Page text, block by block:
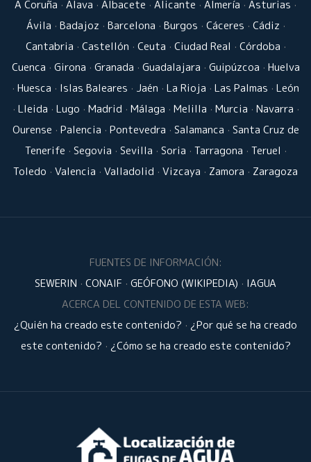
A Coruña · Álava · Albacete · Alicante · Almería · Asturias ·
Ávila · Badajoz · Barcelona · Burgos · Cáceres · Cádiz ·
Cantabria · Castellón · Ceuta · Ciudad Real · Córdoba ·
Cuenca · Girona · Granada · Guadalajara · Guipúzcoa · Huelva
· Huesca · Islas Baleares · Jaén · La Rioja · Las Palmas · León
· Lleida · Lugo · Madrid · Málaga · Melilla · Murcia · Navarra ·
Ourense · Palencia · Pontevedra · Salamanca · Santa Cruz de
Tenerife · Segovia · Sevilla · Soria · Tarragona · Teruel ·
Toledo · Valencia · Valladolid · Vizcaya · Zamora · Zaragoza
FUENTES DE INFORMACIÓN:
SEWERIN · CONAIF · GEÓFONO (WIKIPEDIA) · IAGUA
ACERCA DEL CONTENIDO DE ESTA WEB:
¿Quién ha creado este contenido? · ¿Por qué se ha creado
este contenido? · ¿Cómo se ha creado este contenido?